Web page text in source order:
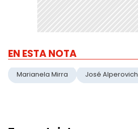
EN ESTA NOTA
Marianela Mirra José Alperovich